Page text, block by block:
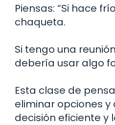
Piensas: “Si hace
chaqueta.
Si tengo una
debería usar algo
Esta clase de
eliminar opciones y
decisión eficiente y